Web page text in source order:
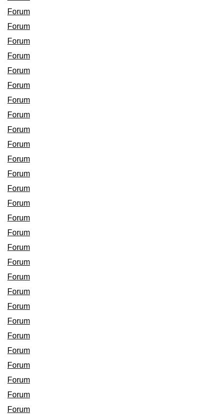
Forum
Forum
Forum
Forum
Forum
Forum
Forum
Forum
Forum
Forum
Forum
Forum
Forum
Forum
Forum
Forum
Forum
Forum
Forum
Forum
Forum
Forum
Forum
Forum
Forum
Forum
Forum
Forum